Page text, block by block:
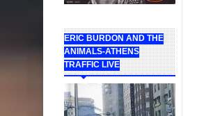
ERIC BURDON AND THE
ANIMALS-ATHENS
TRAFFIC LIVE